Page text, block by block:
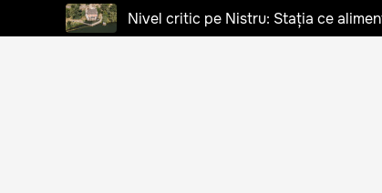
Nivel critic pe Nistru: Stația ce